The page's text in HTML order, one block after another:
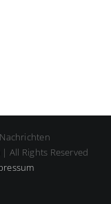
| All Rights Reserved